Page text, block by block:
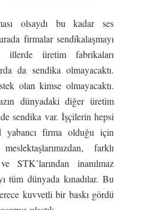
olsaydı bu kadar ses
firmalar sendikalaşmayı
illerde üretim fabrikaları
da sendika olmayacaktı.
olan kimse olmayacaktı.
dünyadaki diğer üretim
sendika var. İşçilerin hepsi
yabancı firma olduğu için
farklı
STK’larından inanılmaz
tüm dünyada kınadılar. Bu
kuvvetli bir baskı gördü